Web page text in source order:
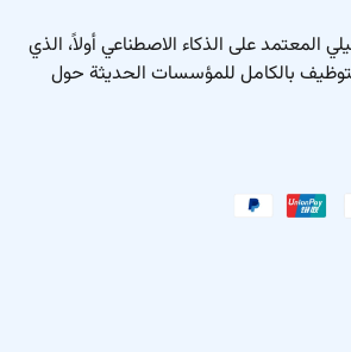
المعتمد على الذكاء الاصطناعي أولاً، الذي
بالكامل للمؤسسات الحديثة حول